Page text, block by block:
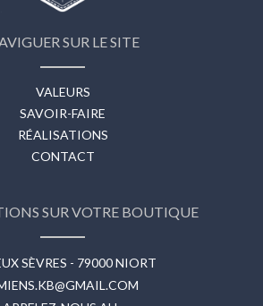
SUR LE SITE
VALEURS
SAVOIR-FAIRE
RÉALISATIONS
CONTACT
SUR VOTRE BOUTIQUE
SÈVRES - 79000 NIORT